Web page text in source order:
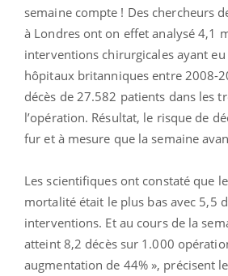
semaine compte ! Des chercheurs
à Londres ont on effet analysé 4,1
interventions chirurgicales ayant
hôpitaux britanniques entre 2008-
décès de 27.582 patients dans les
l’opération. Résultat, le risque de
fur et à mesure que la semaine
Les scientifiques ont constaté que
mortalité était le plus bas avec 5,5
interventions. Et au cours de la
atteint 8,2 décès sur 1.000
augmentation de 44% », précisent